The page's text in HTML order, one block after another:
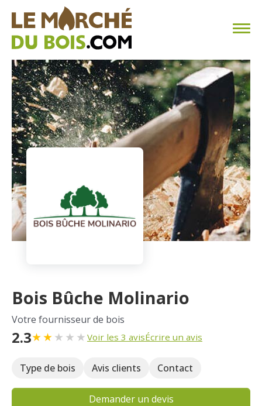
CHAUFFAGE AU BOIS
FAQ
CALCULER SA CONSOMMATION
TROUVER SON FOURNISSEUR
BLOG
ESPACE PRO
Bois Bûche Molinario
Votre fournisseur de bois
2.3★★★ ★ ★ Voir les 3 avisÉcrire un avis
Type de bois Avis clients Contact
Demander un devis